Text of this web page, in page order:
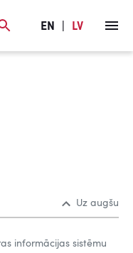
EN LV
Uz augšu
informācijas sistēmu